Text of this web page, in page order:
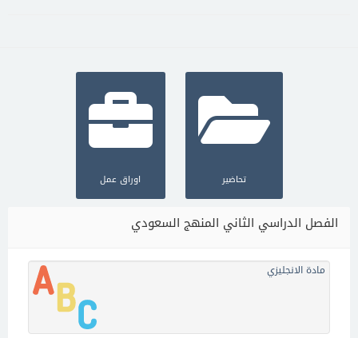
تحاضير اوراق عمل
الفصل الدراسي الثاني المنهج السعودي
مادة الانجليزي